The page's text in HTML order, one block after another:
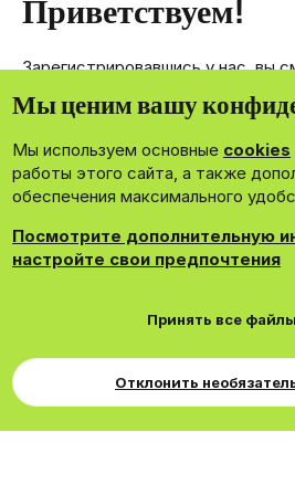
Приветствуем!
Зарегистрировавшись у нас, вы
членам нашего сообщества.
Зарегистрироваться сейчас!
DohTheme
Cookies Russian
Для правообладателей
EN
Политика конфиденциальности
Мы ценим вашу
Мы используем основные cookies
работы этого сайта, а также
обеспечения максимального
Посмотрите дополнительную
настройте свои предпочтения
Принять все
Отклонить